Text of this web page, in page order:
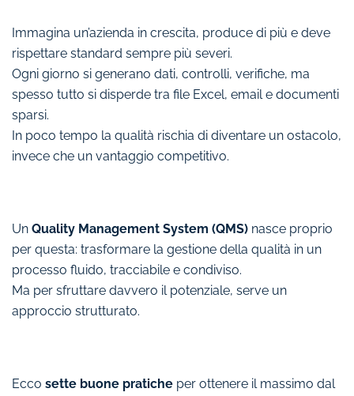
Immagina un’azienda in crescita, produce di più e deve
rispettare standard sempre più severi.
Ogni giorno si generano dati, controlli, verifiche, ma
spesso tutto si disperde tra file Excel, email e documenti
sparsi.
In poco tempo la qualità rischia di diventare un ostacolo,
invece che un vantaggio competitivo.
Un Quality Management System (QMS) nasce proprio
per questa: trasformare la gestione della qualità in un
processo fluido, tracciabile e condiviso.
Ma per sfruttare davvero il potenziale, serve un
approccio strutturato.
Ecco sette buone pratiche per ottenere il massimo dal